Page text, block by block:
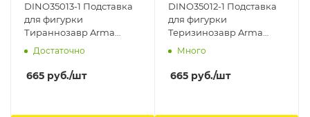
DINO35013-1 Подставка
для фигурки
Тираннозавр Arma
Models
Достаточно
665 руб./шт
DINO35012-1 Подставка
для фигурки
Теризинозавр Arma
Hobby
Много
665 руб./шт